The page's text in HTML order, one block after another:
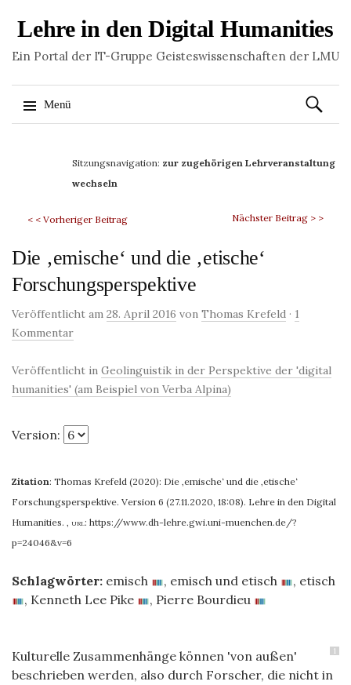
Lehre in den Digital Humanities
Ein Portal der IT-Gruppe Geisteswissenschaften der LMU
Menü
Suchen
nach:
Sitzungsnavigation: zur zugehörigen Lehrveranstaltung
wechseln
< < Vorheriger Beitrag Nächster Beitrag > >
Die ‚emische‘ und die ‚etische‘
Forschungsperspektive
Veröffentlicht am 28. April 2016 von Thomas Krefeld · 1
Kommentar
Veröffentlicht in Geolinguistik in der Perspektive der 'digital
humanities' (am Beispiel von Verba Alpina)
Version:
Zitation: Thomas Krefeld (2020): Die ‚emische‘ und die ‚etische‘
Forschungsperspektive. Version 6 (27.11.2020, 18:08). Lehre in den Digital
Humanities. , url: https://www.dh-lehre.gwi.uni-muenchen.de/?
p=24046&v=6
Schlagwörter: emisch , emisch und etisch , etisch
, Kenneth Lee Pike , Pierre Bourdieu
1
Kulturelle Zusammenhänge können 'von außen'
beschrieben werden, also durch Forscher, die nicht in